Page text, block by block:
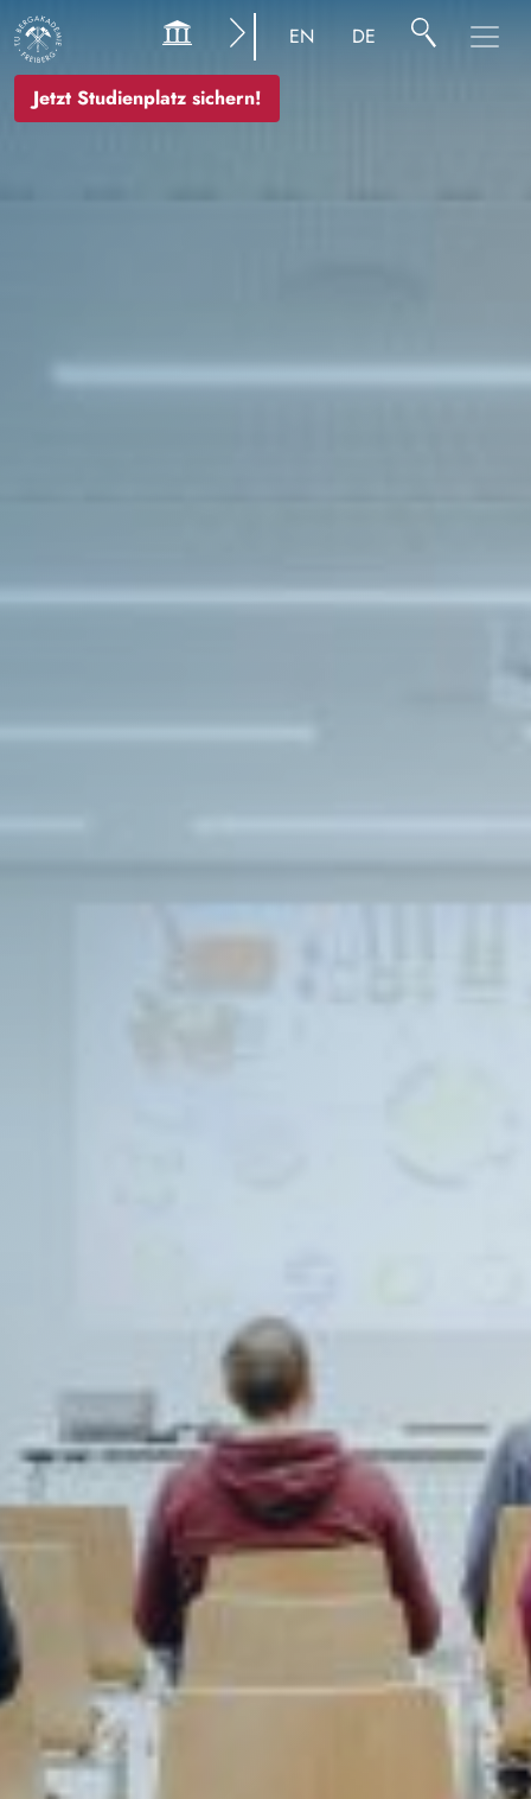
Jetzt Studienplatz sichern!
EN DE
Bild